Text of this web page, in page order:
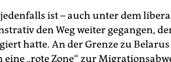
ist – auch unter dem
den Weg weiter gegangen,
hatte. An der Grenze zu
eine „rote Zone“ zur